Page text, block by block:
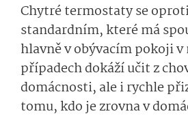
Chytré termostaty se
standardním, které má
hlavně v obývacím pokoji
případech dokáží učit z
domácnosti, ale i rychle
tomu, kdo je zrovna v